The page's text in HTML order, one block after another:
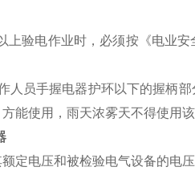
验电作业时，必须按《电业安
员手握电器护环以下的握柄部
能使用，雨天浓雾天不得使用该
定电压和被检验电气设备的电